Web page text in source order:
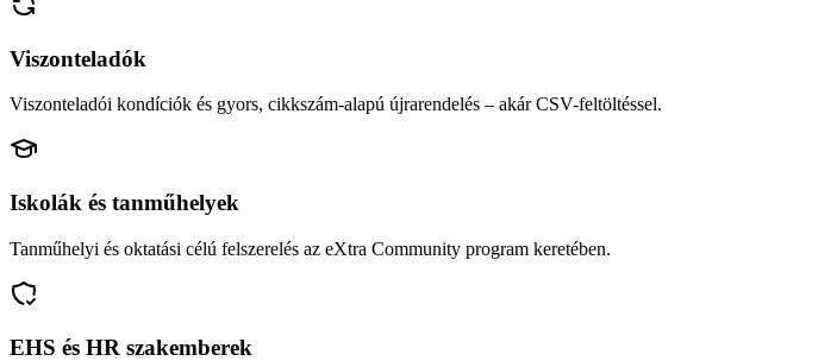
Viszonteladók
Viszonteladói kondíciók és gyors, cikkszám-alapú újrarendelés – akár CSV-feltöltéssel.
Iskolák és tanműhelyek
Tanműhelyi és oktatási célú felszerelés az eXtra Community program keretében.
EHS és HR szakemberek